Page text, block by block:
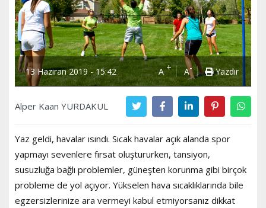
13 Haziran 2019 - 15:42 A+ A- Yazdır
Alper Kaan YURDAKUL
Yaz geldi, havalar ısındı. Sıcak havalar açık alanda spor
yapmayı sevenlere fırsat oluştururken, tansiyon,
susuzluğa bağlı problemler, güneşten korunma gibi birçok
probleme de yol açıyor. Yükselen hava sıcaklıklarında bile
egzersizlerinize ara vermeyi kabul etmiyorsanız dikkat